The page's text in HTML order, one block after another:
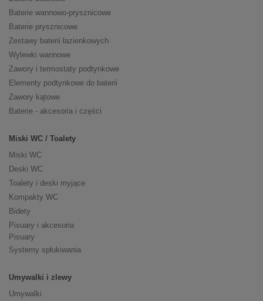
Baterie wannowo-prysznicowe
Baterie prysznicowe
Zestawy baterii łazienkowych
Wylewki wannowe
Zawory i termostaty podtynkowe
Elementy podtynkowe do baterii
Zawory kątowe
Baterie - akcesoria i części
Miski WC / Toalety
Miski WC
Deski WC
Toalety i deski myjące
Kompakty WC
Bidety
Pisuary i akcesoria
Pisuary
Systemy spłukiwania
Umywalki i zlewy
Umywalki